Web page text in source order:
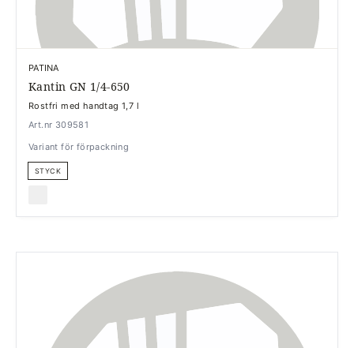
PATINA
Kantin GN 1/4-650
Rostfri med handtag 1,7 l
Art.nr 309581
Variant för förpackning
STYCK